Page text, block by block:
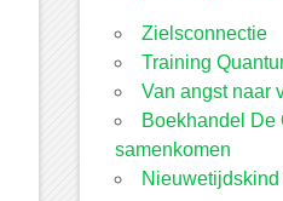
Zielsconnectie
Training
Van angst naar
Boekhandel De
samenkomen